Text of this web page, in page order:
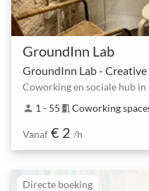
GroundInn Lab
GroundInn Lab -
Coworking en sociale hub in
person 1 - 55 meeting_room Coworking
Vanaf € 2 /h
Directe boeking